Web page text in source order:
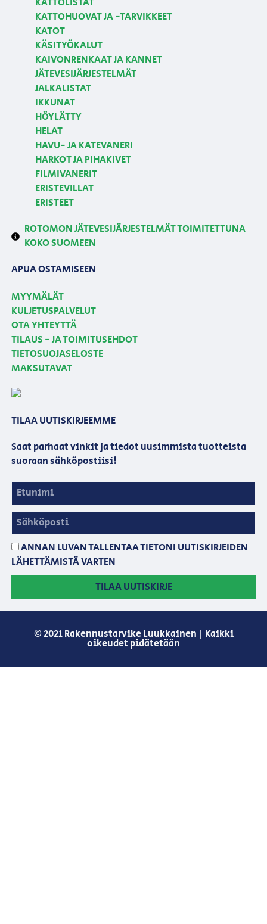
KATTOHUOVAT JA -TARVIKKEET
KATOT
KÄSITYÖKALUT
KAIVONRENKAAT JA KANNET
JÄTEVESIJÄRJESTELMÄT
JALKALISTAT
IKKUNAT
HÖYLÄTTY
HELAT
HAVU- JA KATEVANERI
HARKOT JA PIHAKIVET
FILMIVANERIT
ERISTEVILLAT
ERISTEET
ROTOMON JÄTEVESIJÄRJESTELMÄT TOIMITETTUNA
KOKO SUOMEEN
APUA OSTAMISEEN
MYYMÄLÄT
KULJETUSPALVELUT
OTA YHTEYTTÄ
TILAUS - JA TOIMITUSEHDOT
TIETOSUOJASELOSTE
MAKSUTAVAT
TILAA UUTISKIRJEEMME
Saat parhaat vinkit ja tiedot uusimmista tuotteista
suoraan sähköpostiisi!
ANNAN LUVAN TALLENTAA TIETONI UUTISKIRJEIDEN
LÄHETTÄMISTÄ VARTEN
TILAA UUTISKIRJE
© 2021 Rakennustarvike Luukkainen | Kaikki
oikeudet pidätetään